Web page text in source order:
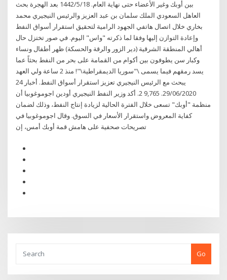
بين أوبك وغير الأعضاء حتى نهاية العام. 18‏‏/5‏‏/1442 بعد الهجرة بحث
العاهل السعودي الملك سلمان بن عبد العزيز والرئيس النيجيري محمد
بخاري خلال اتصال هاتفي الجهود الرامية لتحقيق استقرار أسواق النفط
وإعادة التوازن إليها وفقا لما ذكرته "واس" اليوم. في صور تختزل حال
أهالي المنطقة الشرقية (دير الزور والرقة والحسكة) ظهر أطفال ونساء
وكبار سن يطوفون بين أكوام من القمامة على بحر من النفط بحثاً عما
يسد رمقهم فيما يسمى \"سوريا الديمقراطية\"! منذ 2 ساعة ولي العهد
يبحث مع الرئيس النيجيري تعزيز استقرار أسواق النفط. أخبار 24
29/06/2020. 9,765 2. أكد وزير النفط النيجيري أودين اجوموغوبيا أن
منظمة "أوبك" تسعى خلال الفترة الحالية لزيادة إنتاج النفط، وذلك لضمان
كفاية المعروض واستقرار الأسعار في السوق. وقال اجوموغوبيا في
تصريحات صحفية على هامش قمة أوبك أمس، إن
Go